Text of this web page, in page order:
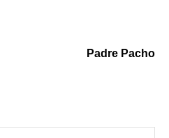
Padre Pacho